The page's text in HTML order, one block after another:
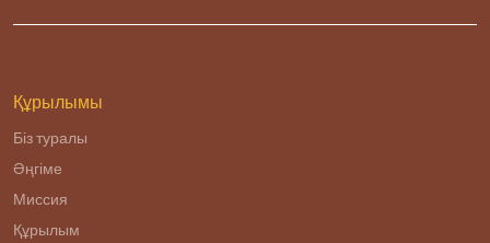
Құрылымы
Біз туралы
Әңгіме
Миссия
Құрылым